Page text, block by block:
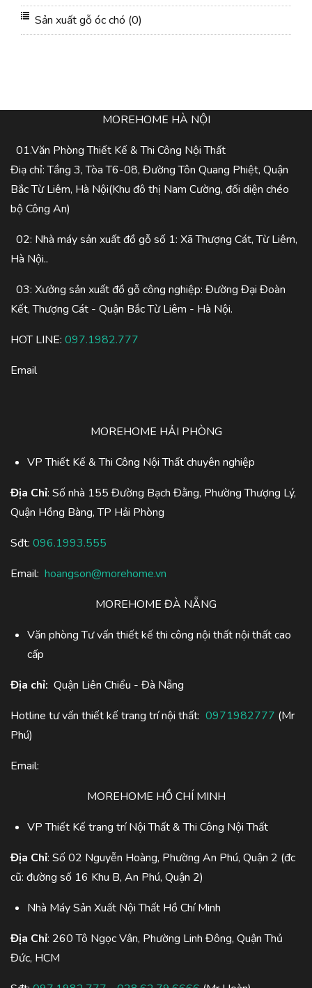
Sản xuất gỗ óc chó (0)
MOREHOME HÀ NỘI
01.Văn Phòng Thiết Kế & Thi Công Nội Thất
Điạ chỉ: Tầng 3, Tòa T6-08, Đường Tôn Quang Phiệt, Quận
Bắc Từ Liêm, Hà Nội(Khu đô thị Nam Cường, đối diện chéo
bộ Công An)
02: Nhà máy sản xuất đồ gỗ số 1: Xã Thượng Cát, Từ Liêm,
Hà Nội..
03: Xưởng sản xuất đồ gỗ công nghiệp: Đường Đại Đoàn
Kết, Thượng Cát - Quận Bắc Từ Liêm - Hà Nội.
HOT LINE: 097.1982.777
Email
MOREHOME HẢI PHÒNG
VP Thiết Kế & Thi Công Nội Thất chuyên nghiệp
Địa Chỉ: Số nhà 155 Đường Bạch Đằng, Phường Thượng Lý,
Quận Hồng Bàng, TP Hải Phòng
Sđt: 096.1993.555
Email: hoangson@morehome.vn
MOREHOME ĐÀ NẴNG
Văn phòng Tư vấn thiết kế thi công nội thất nội thất cao
cấp
Địa chỉ: Quận Liên Chiểu - Đà Nẵng
Hotline tư vấn thiết kế trang trí nội thất: 0971982777 (Mr
Phú)
Email:
MOREHOME HỒ CHÍ MINH
VP Thiết Kế trang trí Nội Thất & Thi Công Nội Thất
Địa Chỉ: Số 02 Nguyễn Hoàng, Phường An Phú, Quận 2 (đc
cũ: đường số 16 Khu B, An Phú, Quận 2)
Nhà Máy Sản Xuất Nội Thất Hồ Chí Minh
Địa Chỉ: 260 Tô Ngọc Vân, Phường Linh Đông, Quận Thủ
Đức, HCM